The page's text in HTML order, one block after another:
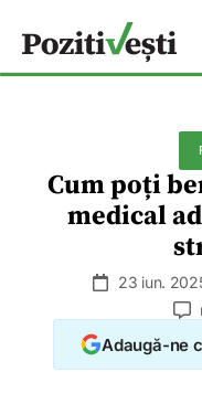
Cum poți
medical
23 iun.
Adaugă-ne